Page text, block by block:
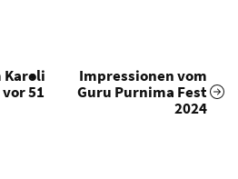
Karoli
51
Impressionen vom
Guru Purnima Fest
2024